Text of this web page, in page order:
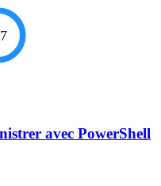
avec PowerShell